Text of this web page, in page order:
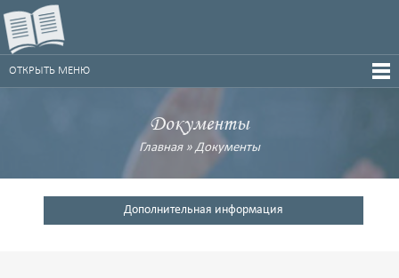
ОТКРЫТЬ МЕНЮ
Документы
Главная» Документы
Дополнительная информация